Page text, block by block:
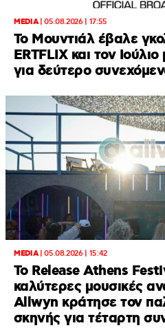
MEDIA|05.08.2026 | 17:55
Το Μουντιάλ έβαλε
ERTFLIX και τον
για δεύτερο
MEDIA|05.08.2026 | 15:42
Το Release Athens
καλύτερες μουσικές
Allwyn κράτησε τον
σκηνής για τέταρτη